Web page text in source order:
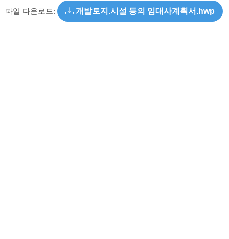
파일 다운로드: 개발토지.시설 등의 임대사계획서.hwp